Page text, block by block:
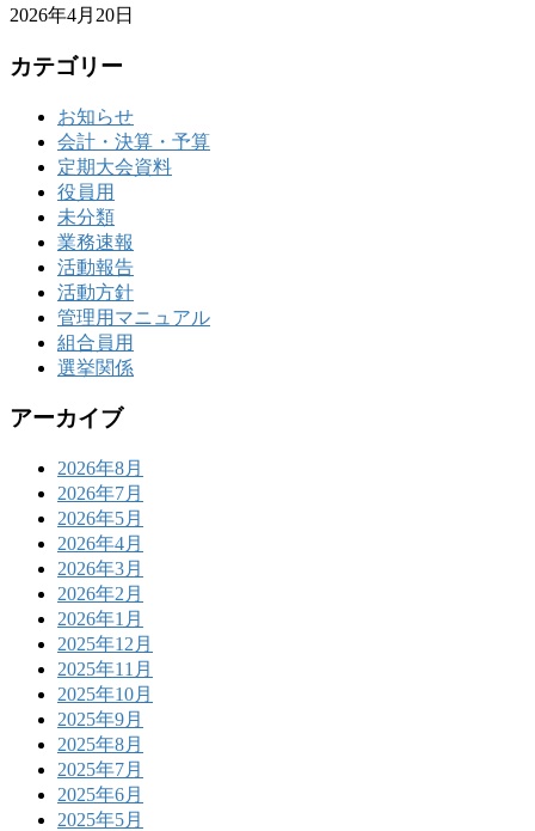
2026年4月20日
カテゴリー
お知らせ
会計・決算・予算
定期大会資料
役員用
未分類
業務速報
活動報告
活動方針
管理用マニュアル
組合員用
選挙関係
アーカイブ
2026年8月
2026年7月
2026年5月
2026年4月
2026年3月
2026年2月
2026年1月
2025年12月
2025年11月
2025年10月
2025年9月
2025年8月
2025年7月
2025年6月
2025年5月